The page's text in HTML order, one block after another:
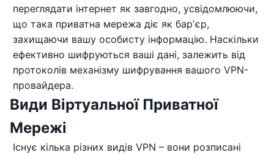
переглядати інтернет як завгодно, усвідомлюючи,
що така приватна мережа діє як барʼєр,
захищаючи вашу особисту інформацію. Наскільки
ефективно шифруються ваші дані, залежить від
протоколів механізму шифрування вашого VPN-
провайдера.
Види Віртуальної Приватної
Мережі
Існує кілька різних видів VPN – вони розписані